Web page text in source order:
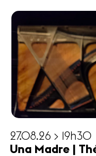
27.08.26 > 19h30
Una Madre |